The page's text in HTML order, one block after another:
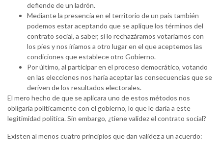
defiende de un ladrón.
Mediante la presencia en el territorio de un país también
podemos estar aceptando que se aplique los términos del
contrato social, a saber, si lo rechazáramos votaríamos con
los pies y nos iríamos a otro lugar en el que aceptemos las
condiciones que establece otro Gobierno.
Por último, al participar en el proceso democrático, votando
en las elecciones nos haría aceptar las consecuencias que se
deriven de los resultados electorales.
El mero hecho de que se aplicara uno de estos métodos nos
obligaría políticamente con el gobierno, lo que le daría a este
legitimidad política. Sin embargo, ¿tiene validez el contrato social?
Existen al menos cuatro principios que dan validez a un acuerdo: